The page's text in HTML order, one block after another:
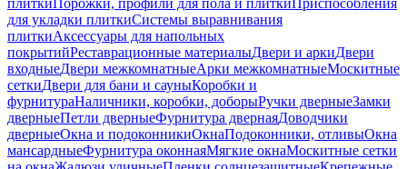
плиткиПорожки, профили для пола и плиткиПриспособления
для укладки плиткиСистемы выравнивания
плиткиАксессуары для напольных
покрытийРеставрационные материалыДвери и аркиДвери
входныеДвери межкомнатныеАрки межкомнатныеМоскитные
сеткиДвери для бани и сауныКоробки и
фурнитураНаличники, коробки, доборыРучки дверныеЗамки
дверныеПетли дверныеФурнитура двернаяДоводчики
дверныеОкна и подоконникиОкнаПодоконники, отливыОкна
мансардныеФурнитура оконнаяМягкие окнаМоскитные сетки